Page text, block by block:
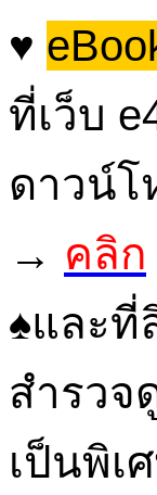
♥
ที่เว็บ
ดาวน์โ
→ คลิก
♠และที่
สำรวจ
เป็นพิเ